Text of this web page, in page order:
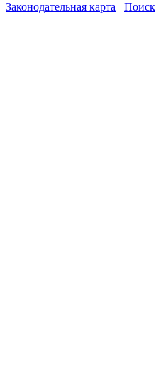
Законодательная карта Поиск